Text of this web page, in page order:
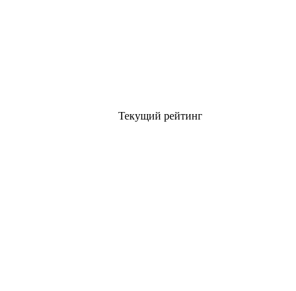
Текущий рейтинг